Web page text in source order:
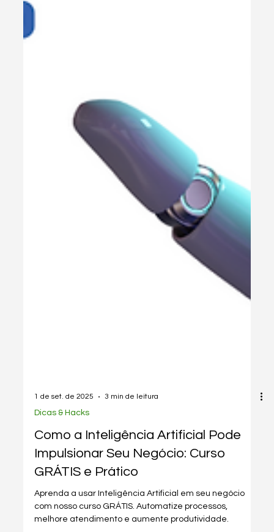
1 de set. de 2025 3 min de leitura
Dicas & Hacks
Como a Inteligência Artificial Pode
Impulsionar Seu Negócio: Curso